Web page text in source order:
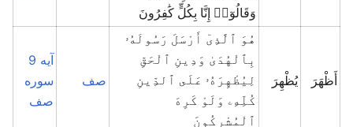
وَقَالُوٓا۟ إِنَّا بِكُلٍّ كَٰفِرُونَ
أَظْهَرَ يُظْهِرَ
هُوَ ٱلَّذِىٓ أَرْسَلَ رَسُولَهُۥ
بِٱلْهُدَىٰ وَدِينِ ٱلْحَقِّ
لِيُظْهِرَهُۥ عَلَى ٱلدِّينِ
كُلِّهِۦ وَلَوْ كَرِهَ
ٱلْمُشْرِكُونَ
صف
آیه 9
سوره
صف